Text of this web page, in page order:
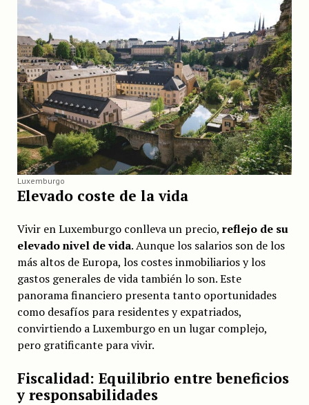
Luxemburgo
Elevado coste de la vida
Vivir en Luxemburgo conlleva un precio, reflejo de su
elevado nivel de vida. Aunque los salarios son de los
más altos de Europa, los costes inmobiliarios y los
gastos generales de vida también lo son. Este
panorama financiero presenta tanto oportunidades
como desafíos para residentes y expatriados,
convirtiendo a Luxemburgo en un lugar complejo,
pero gratificante para vivir.
Fiscalidad: Equilibrio entre beneficios
y responsabilidades